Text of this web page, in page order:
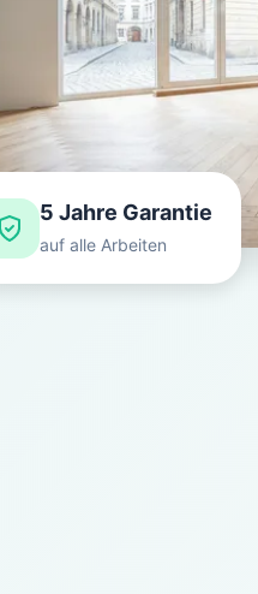
5 Jahre Garantie
auf alle Arbeiten